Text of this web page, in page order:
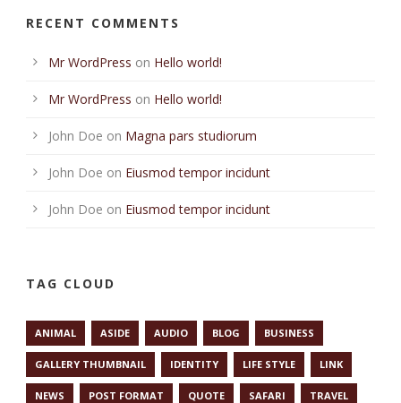
RECENT COMMENTS
Mr WordPress on Hello world!
Mr WordPress on Hello world!
John Doe on Magna pars studiorum
John Doe on Eiusmod tempor incidunt
John Doe on Eiusmod tempor incidunt
TAG CLOUD
ANIMAL ASIDE AUDIO BLOG BUSINESS
GALLERY THUMBNAIL IDENTITY LIFE STYLE LINK
NEWS POST FORMAT QUOTE SAFARI TRAVEL